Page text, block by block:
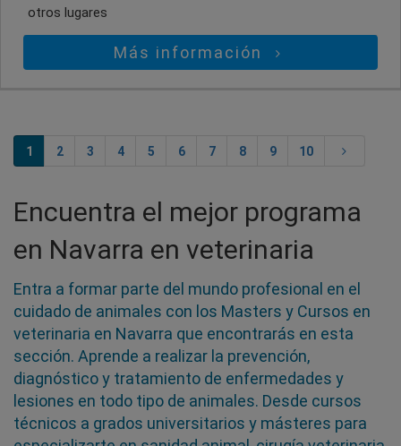
otros lugares
Más información
1 2 3 4 5 6 7 8 9 10
Encuentra el mejor programa
en Navarra en veterinaria
Entra a formar parte del mundo profesional en el
cuidado de animales con los Masters y Cursos en
veterinaria en Navarra que encontrarás en esta
sección. Aprende a realizar la prevención,
diagnóstico y tratamiento de enfermedades y
lesiones en todo tipo de animales. Desde cursos
técnicos a grados universitarios y másteres para